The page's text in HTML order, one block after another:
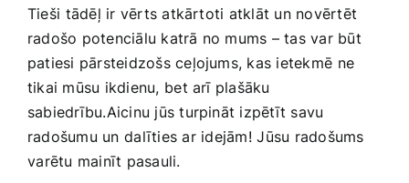
Tieši ⁣tādēļ ir vērts atkārtoti atklāt un novērtēt
radošo potenciālu katrā‍ no mums​ – tas var būt
patiesi pārsteidzošs ceļojums, kas ietekmē⁤ ne
tikai mūsu ikdienu,⁢ bet arī ‌plašāku
sabiedrību.Aicinu jūs ​turpināt izpētīt savu
radošumu un⁤ dalīties ar ⁢idejām!⁤ Jūsu ‌radošums
⁤varētu mainīt pasauli.